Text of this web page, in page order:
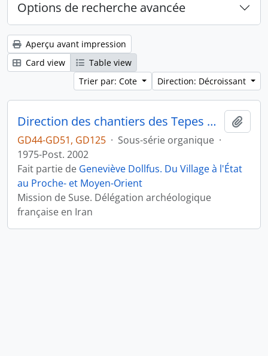
Options de recherche avancée
Aperçu avant impression
Card view
Table view
Trier par: Cote
Direction: Décroissant
Direction des chantiers des Tepes Djaffarabad, Djowi et Bendebal (Iran)
GD44-GD51, GD125 · Sous-série organique ·
1975-Post. 2002
Fait partie de Geneviève Dollfus. Du Village à l'État
au Proche- et Moyen-Orient
Mission de Suse. Délégation archéologique
française en Iran